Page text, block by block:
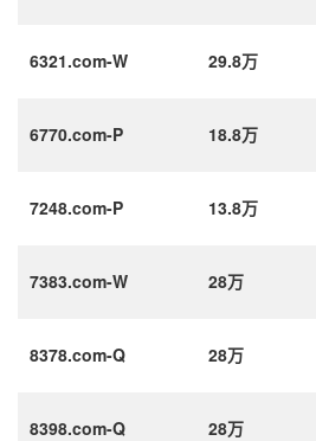
6321.com-W 29.8万
6770.com-P 18.8万
7248.com-P 13.8万
7383.com-W 28万
8378.com-Q 28万
8398.com-Q 28万